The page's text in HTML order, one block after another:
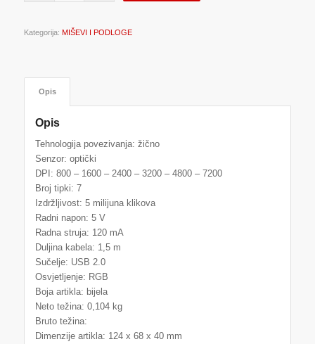
Kategorija: MIŠEVI I PODLOGE
Opis
Opis
Tehnologija povezivanja: žično
Senzor: optički
DPI: 800 – 1600 – 2400 – 3200 – 4800 – 7200
Broj tipki: 7
Izdržljivost: 5 milijuna klikova
Radni napon: 5 V
Radna struja: 120 mA
Duljina kabela: 1,5 m
Sučelje: USB 2.0
Osvjetljenje: RGB
Boja artikla: bijela
Neto težina: 0,104 kg
Bruto težina:
Dimenzije artikla: 124 x 68 x 40 mm